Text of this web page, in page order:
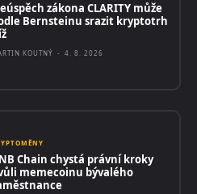
zákona CLARITY může
Bernsteinu srazit kryptotrh
KOUTNÝ - 4. 8. 2026
Chain chystá právní kroky
memecoinu bývalého